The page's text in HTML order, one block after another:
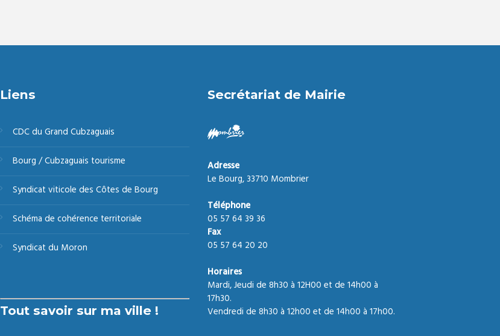
Liens
CDC du Grand Cubzaguais
Bourg / Cubzaguais tourisme
Syndicat viticole des Côtes de Bourg
Schéma de cohérence territoriale
Syndicat du Moron
Tout savoir sur ma ville !
Secrétariat de Mairie
Adresse
Le Bourg, 33710 Mombrier
Téléphone
05 57 64 39 36
Fax
05 57 64 20 20
Horaires
Mardi, Jeudi de 8h30 à 12H00 et de 14h00 à
17h30.
Vendredi de 8h30 à 12h00 et de 14h00 à 17h00.